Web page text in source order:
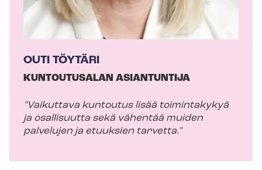
OUTI TÖYTÄRI
KUNTOUTUSALAN ASIANTUNTIJA
"Vaikuttava kuntoutus lisää toimintakykyä
ja osallisuutta sekä vähentää muiden
palvelujen ja etuuksien tarvetta."